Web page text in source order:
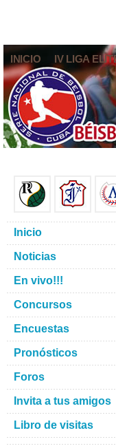
INICIO IV LIGA
Inicio
Noticias
En vivo!!!
Concursos
Encuestas
Pronósticos
Foros
Invita a tus amigos
Libro de visitas